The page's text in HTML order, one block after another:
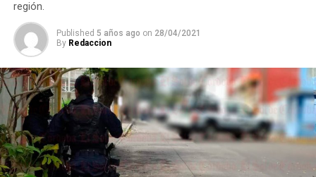
región.
Published 5 años ago on 28/04/2021
By Redaccion